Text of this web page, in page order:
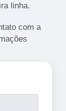
linha.
com a